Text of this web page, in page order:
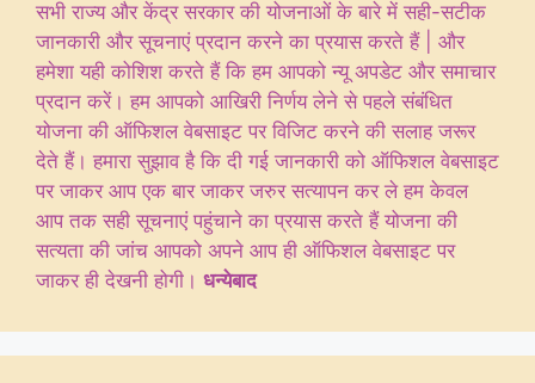
सभी राज्य और केंद्र सरकार की योजनाओं के बारे में सही-सटीक
जानकारी और सूचनाएं प्रदान करने का प्रयास करते हैं | और
हमेशा यही कोशिश करते हैं कि हम आपको न्यू अपडेट और समाचार
प्रदान करें। हम आपको आखिरी निर्णय लेने से पहले संबंधित
योजना की ऑफिशल वेबसाइट पर विजिट करने की सलाह जरूर
देते हैं। हमारा सुझाव है कि दी गई जानकारी को ऑफिशल वेबसाइट
पर जाकर आप एक बार जाकर जरुर सत्यापन कर ले हम केवल
आप तक सही सूचनाएं पहुंचाने का प्रयास करते हैं योजना की
सत्यता की जांच आपको अपने आप ही ऑफिशल वेबसाइट पर
जाकर ही देखनी होगी। धन्येबाद